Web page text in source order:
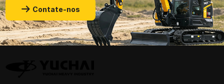
flexibilidade,
compatibilidade ecológica
e inteligência tornar-se-ão
os principais cavalos de
os requisitos de
desempenho para
escavadoras compactas de
formas distintas.
Contate-nos